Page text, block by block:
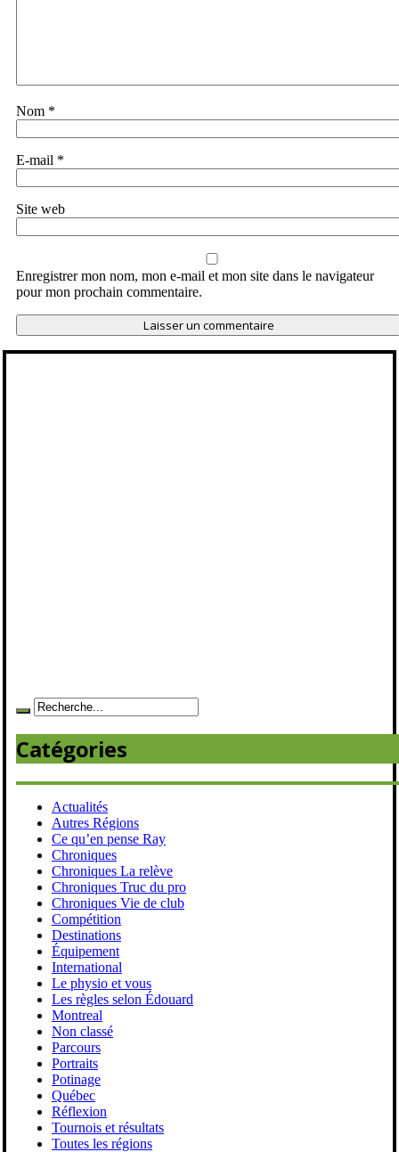
Nom *
E-mail *
Site web
Enregistrer mon nom, mon e-mail et mon site dans le navigateur
pour mon prochain commentaire.
Catégories
Actualités
Autres Régions
Ce qu’en pense Ray
Chroniques
Chroniques La relève
Chroniques Truc du pro
Chroniques Vie de club
Compétition
Destinations
Équipement
International
Le physio et vous
Les règles selon Édouard
Montreal
Non classé
Parcours
Portraits
Potinage
Québec
Réflexion
Tournois et résultats
Toutes les régions